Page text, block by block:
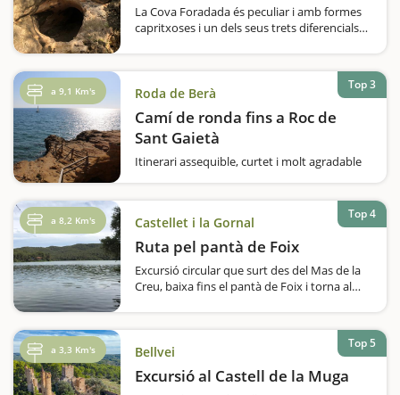
La Cova Foradada és peculiar i amb formes
capritxoses i un dels seus trets diferencials
cavitat hi van habitar neandertals i els homo
sapiens sapiens, i segons els…
a 9,1 Km's Roda de Berà
Camí de ronda fins a Roc de
Sant Gaietà
Itinerari assequible, curtet i molt agradable
encantador poblet pertanyent a Roda.
Deixem el…
Top 3
a 8,2 Km's Castellet i la Gornal
Ruta pel pantà de Foix
Excursió circular que surt des del Mas de la
Creu, baixa fins el pantà de Foix i torna al
pujada.Durant tot el recorregut hem de
seguir els pals indicadors…
Top 4
a 3,3 Km's Bellvei
Excursió al Castell de la Muga
Top 5